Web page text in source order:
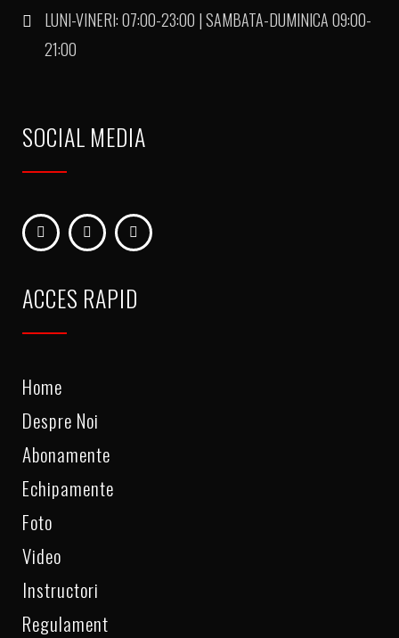
LUNI-VINERI: 07:00-23:00 | SAMBATA-DUMINICA 09:00-
21:00
SOCIAL MEDIA
ACCES RAPID
Home
Despre Noi
Abonamente
Echipamente
Foto
Video
Instructori
Regulament